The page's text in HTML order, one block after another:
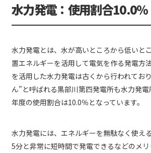
水力発電：使用割合10.0％
水力発電とは、水が高いところから低いと
置エネルギーを活用して電気を作る発電方
を活用した水力発電は古くから行われてお
ん”と呼ばれる黒部川第四発電所も水力発
年度の使用割合は10.0％となっています。
水力発電には、エネルギーを無駄なく使え
5分と非常に短時間で発電できるなどのメ